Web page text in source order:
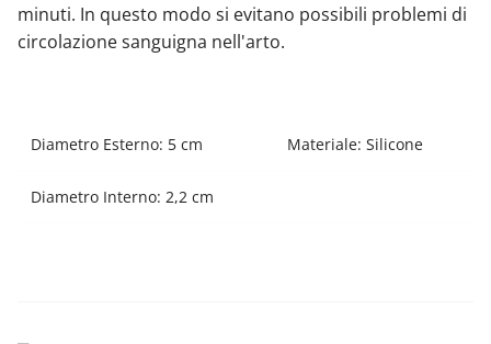
minuti. In questo modo si evitano possibili problemi di
circolazione sanguigna nell'arto.
Diametro Esterno: 5 cm Materiale: Silicone
Diametro Interno: 2,2 cm